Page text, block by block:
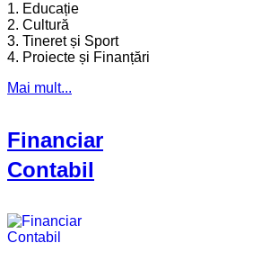
1. Educație
2. Cultură
3. Tineret și Sport
4. Proiecte și Finanțări
Mai mult...
Financiar
Contabil